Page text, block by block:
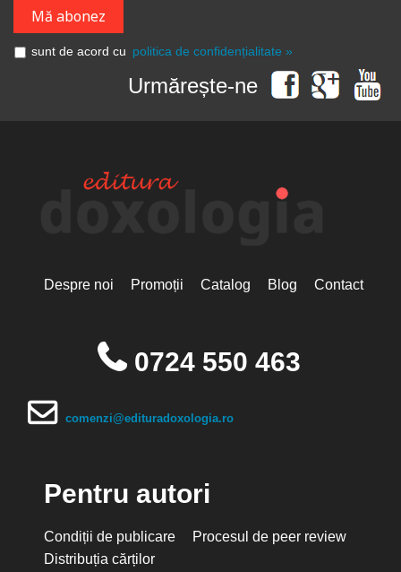
sunt de acord cu politica de confidențialitate »
Urmărește-ne
Despre noi Promoții Catalog Blog Contact
0724 550 463
comenzi@edituradoxologia.ro
Pentru autori
Condiții de publicare
Procesul de peer review
Distribuția cărților